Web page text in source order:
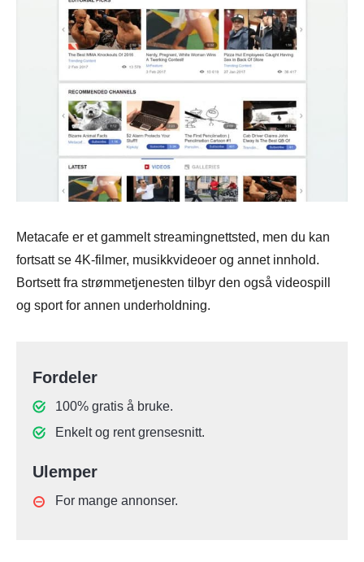
Metacafe er et gammelt streamingnettsted, men du kan
fortsatt se 4K-filmer, musikkvideoer og annet innhold.
Bortsett fra strømmetjenesten tilbyr den også videospill
og sport for annen underholdning.
Fordeler
100% gratis å bruke.
Enkelt og rent grensesnitt.
Ulemper
For mange annonser.